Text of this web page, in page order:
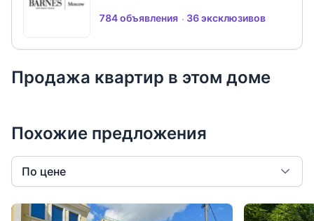
784 объявления 36 эксклюзивов
Продажа квартир в этом доме
Похожие предложения
По цене